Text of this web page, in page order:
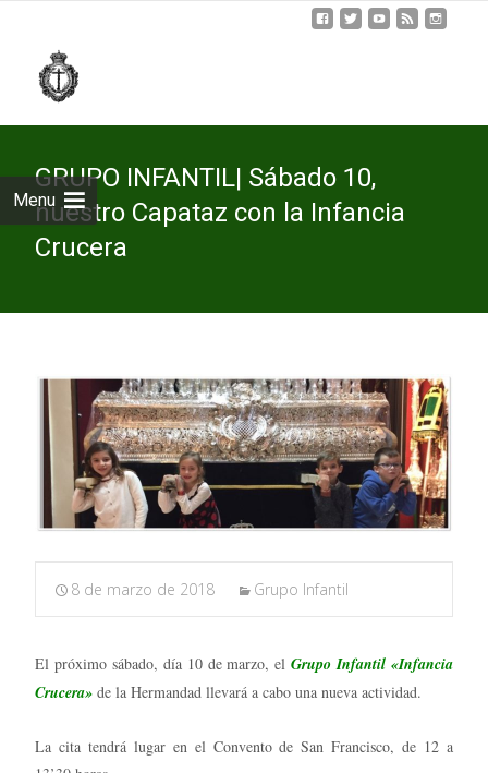
Menu
GRUPO INFANTIL| Sábado 10,
nuestro Capataz con la Infancia
Crucera
8 de marzo de 2018 Grupo Infantil
El próximo sábado, día 10 de marzo, elGrupo Infantil «Infancia
Crucera» de la Hermandad llevará a cabo una nueva actividad.
La cita tendrá lugar en el Convento de San Francisco, de 12 a